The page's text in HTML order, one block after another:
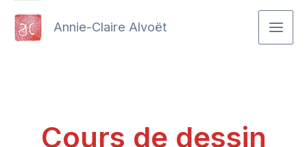
Annie-Claire Alvoët
Cours de dessin